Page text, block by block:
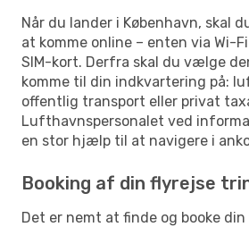
Når du lander i København, skal
at komme online – enten via Wi-
SIM-kort. Derfra skal du vælge
komme til din indkvartering på:
offentlig transport eller privat
Lufthavnspersonalet ved
en stor hjælp til at navigere i
Booking af din flyrejse
Det er nemt at finde og booke